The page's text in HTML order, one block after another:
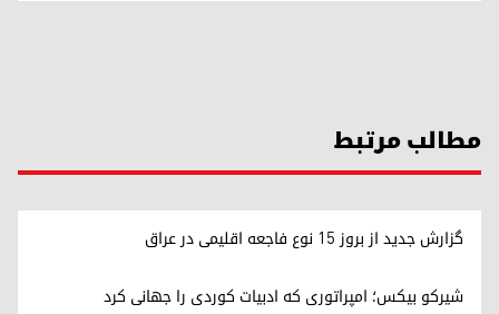
مطالب مرتبط
گزارش جدید از بروز ۱۵ نوع فاجعه اقلیمی در عراق
شیرکو بیکس؛ امپراتوری کە ادبیات کوردی را جهانی کرد